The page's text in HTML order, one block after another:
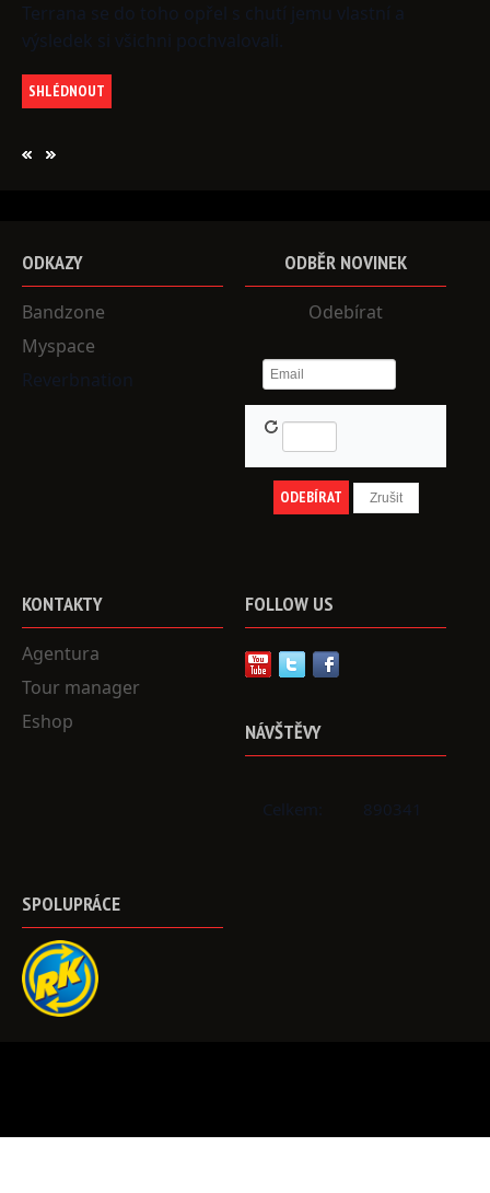
Terrana se do toho opřel s chutí jemu vlastní a
výsledek si všichni pochvalovali.
SHLÉDNOUT
ODKAZY
Bandzone
Myspace
Reverbnation
ODBĚR NOVINEK
Odebírat
KONTAKTY
Agentura
Tour manager
Eshop
FOLLOW US
NÁVŠTĚVY
Celkem: 890341
SPOLUPRÁCE